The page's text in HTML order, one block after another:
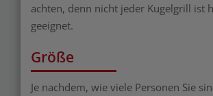
achten, denn nicht jeder Kugelgrill ist
geeignet.
Größe
Je nachdem, wie viele Personen Sie